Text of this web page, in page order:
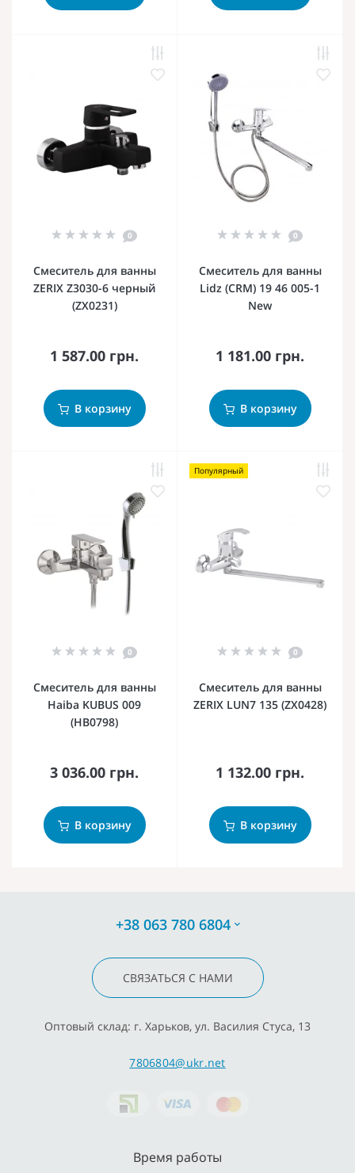
0
Смеситель для ванны
ZERIX Z3030-6 черный
(ZX0231)
1 587.00 грн.
В корзину
0
Смеситель для ванны
Lidz (CRM) 19 46 005-1
New
1 181.00 грн.
В корзину
0
Смеситель для ванны
Haiba KUBUS 009
(HB0798)
3 036.00 грн.
В корзину
Популярный
0
Смеситель для ванны
ZERIX LUN7 135 (ZX0428)
1 132.00 грн.
В корзину
+38 063 780 6804
СВЯЗАТЬСЯ С НАМИ
Оптовый склад: г. Харьков, ул. Василия Стуса, 13
7806804@ukr.net
Время работы